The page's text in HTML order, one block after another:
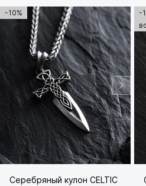
-10%
Серебряный кулон CELTIC
-